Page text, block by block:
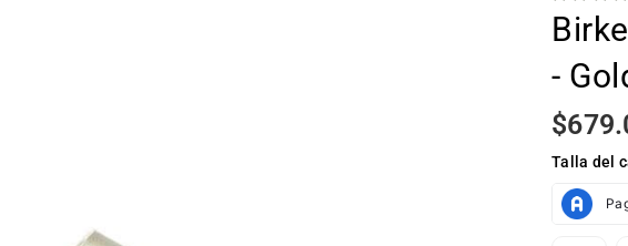
-
Regular
price
Talla del